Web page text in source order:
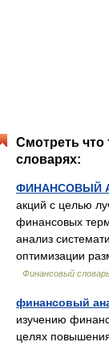
Смотреть что
словарях:
ФИНАНСОВЫЙ
акций с целью
финансовых
анализ
оптимизации
Финансовый словарь
финансовый
изучению
целях